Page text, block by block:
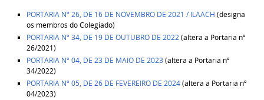
PORTARIA Nº 26, DE 16 DE NOVEMBRO DE 2021 / ILAACH (designa
os membros do Colegiado)
PORTARIA Nº 34, DE 19 DE OUTUBRO DE 2022(altera a Portaria nº
26/2021)
PORTARIA Nº 04, DE 23 DE MAIO DE 2023 (altera a Portaria nº
34/2022)
PORTARIA Nº 05, DE 26 DE FEVEREIRO DE 2024(altera a Portaria nº
04/2023)